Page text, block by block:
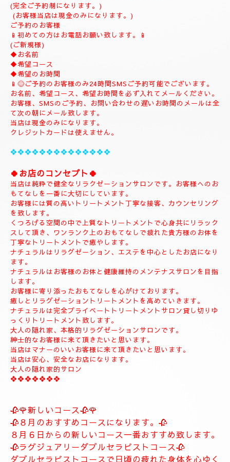
💎ナチュラルのホームページにようこそ
当店のHPをお選びいただき誠にありがとうございます。
📱090-1287-6359
(営業時間13:00～21:00)
(出張は最終受付22時迄になりますがそれ以降はご相談下さい。)
(完全ご予約制)
📱受付時間10時〜になります。📱
当日のご予約もご予約制になりますので、お早めのご予約でお願
い致します。
(お問い合わせは全てのお客様SMSのみ対応致します。)
SMSのご予約はお名前、入れてくださいね。
お電話のお客様はご予約のみ対応致します。
SMSでもご予約可能でございます。
📱ご新規様のご予約はお電話にてお願い致しす。📱
(お客様当店は現金のみになります。)
📱初めての方はお電話お願い致します。📱
(ご新規様)
◆お名前
◆希望コース
◆希望のお時間
📱😊ご予約のお客様のみ24時間SMSご予約可能でございます。
お名前、希望コース、希望お時間を必ず入れてメールください。
お客様、SMSのご予約、お問い合わせの遅いお時間のメールは全
て次の朝にメール致します。
当店は現金のみになります。
クレジットカードは使えません。
❖❖❖❖❖❖❖❖❖❖❖❖❖❖
🍀お店のコンセプト🍀
当店は純粋で健全なリラクゼーションサロンです。お客様へのお
もてなしを一番に大切にしています。
お客様には質の高いトリートメント丁寧な接客、カウンセリング
を致します。
くつろげる空間の中で上質なトリートメントで心身共にリラック
スして頂き、ワンランク上のおもてなしで疲れた貴方様のお体を
丁寧なトリートメントで癒やします。
ナチュラルはお客様のお体と健康維持のメンテナスサロンを目指
します。
お客様に寄り添ったおもてなしを心がけております。
癒しとリラグゼーショントリートメントを高めていきます。
ナチュラルは完全プライベートトリートメントサロン貸し切りゆ
っくりトリートメント致します。